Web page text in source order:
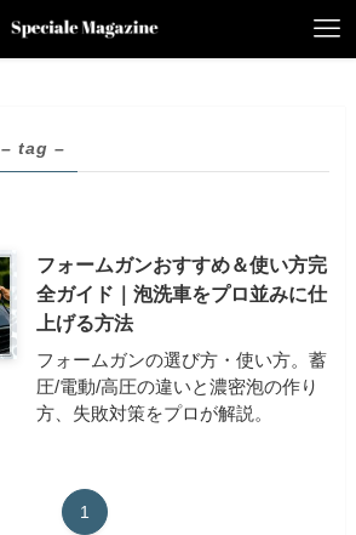
– tag –
フォームガンおすすめ＆使い方完
全ガイド｜泡洗車をプロ並みに仕
上げる方法
フォームガンの選び方・使い方。蓄
圧/電動/高圧の違いと濃密泡の作り
方、失敗対策をプロが解説。
1